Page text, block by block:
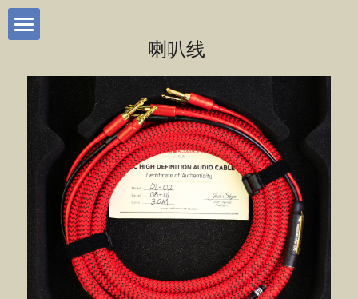
我们的产品
所有产品一览
HIEND系列
HD88
轻奢HiFi系列
JD 20
RANKO
用户手册
联系我们
关于JOLIDA
技术支持
喇叭线